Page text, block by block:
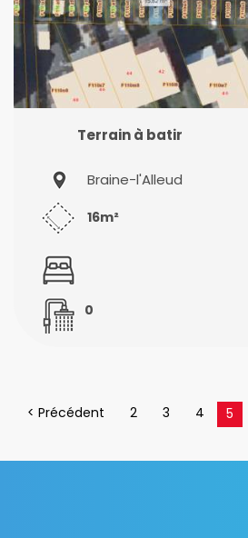
Terrain à batir
Braine-l'Alleud
16m²
0
< Précédent 2 3 4 5